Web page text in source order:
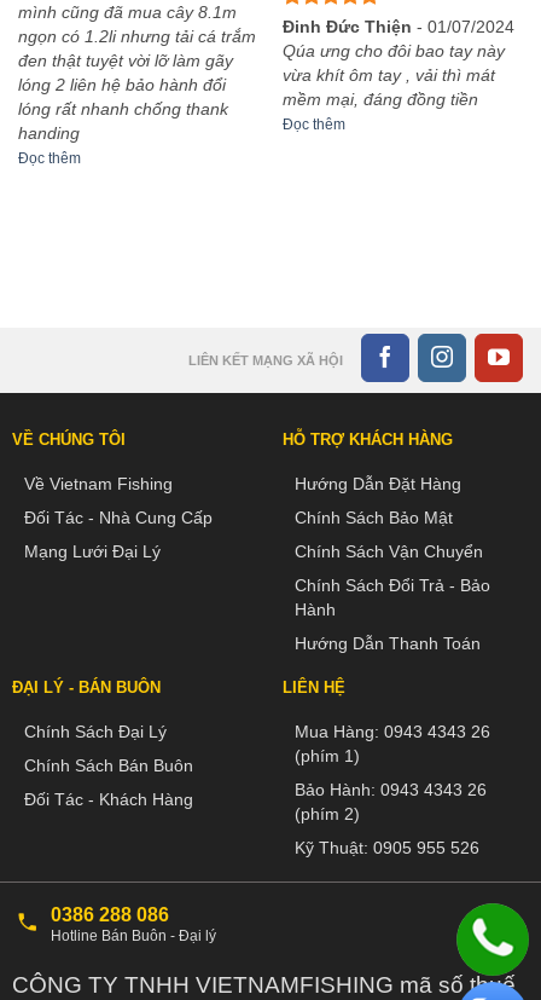
mình cũng đã mua cây 8.1m
ngọn có 1.2li nhưng tải cá trắm
đen thật tuyệt vời lỡ làm gãy
lóng 2 liên hệ bảo hành đổi
lóng rất nhanh chống thank
handing
Đọc thêm
Được xếp
hạng
sao
Đinh Đức Thiện - 01/07/2024
Qúa ưng cho đôi bao tay này
vừa khít ôm tay , vải thì mát
mềm mại, đáng đồng tiền
Đọc thêm
LIÊN KẾT MẠNG XÃ HỘI
VỀ CHÚNG TÔI
Về Vietnam Fishing
Đối Tác - Nhà Cung Cấp
Mạng Lưới Đại Lý
HỖ TRỢ KHÁCH HÀNG
Hướng Dẫn Đặt Hàng
Chính Sách Bảo Mật
Chính Sách Vận Chuyển
Chính Sách Đổi Trả - Bảo
Hành
Hướng Dẫn Thanh Toán
ĐẠI LÝ - BÁN BUÔN
Chính Sách Đại Lý
Chính Sách Bán Buôn
Đối Tác - Khách Hàng
LIÊN HỆ
Mua Hàng: 0943 4343 26
(phím 1)
Bảo Hành: 0943 4343 26
(phím 2)
Kỹ Thuật: 0905 955 526
0386 288 086
Hotline Bán Buôn - Đại lý
CÔNG TY TNHH VIETNAMFISHING mã số thuế